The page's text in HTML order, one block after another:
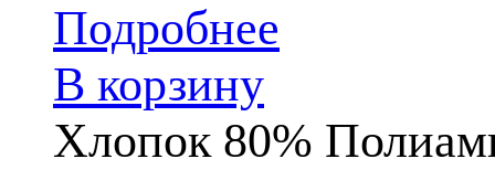
Подробнее
В корзину
Хлопок 80%